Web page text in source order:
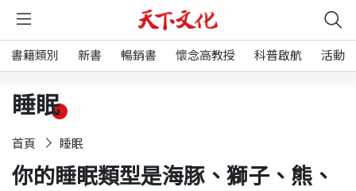
書籍類別 新書 暢銷書 懷念高教授 科普啟航 活動
睡眠
首頁 睡眠
你的睡眠類型是海豚、獅子、熊、